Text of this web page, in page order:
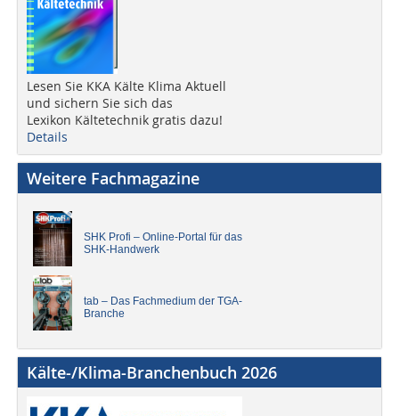
Lesen Sie KKA Kälte Klima Aktuell
und sichern Sie sich das
Lexikon Kältetechnik gratis dazu!
Details
Weitere Fachmagazine
SHK Profi – Online-Portal für das
SHK-Handwerk
tab – Das Fachmedium der TGA-
Branche
Kälte-/Klima-Branchenbuch 2026